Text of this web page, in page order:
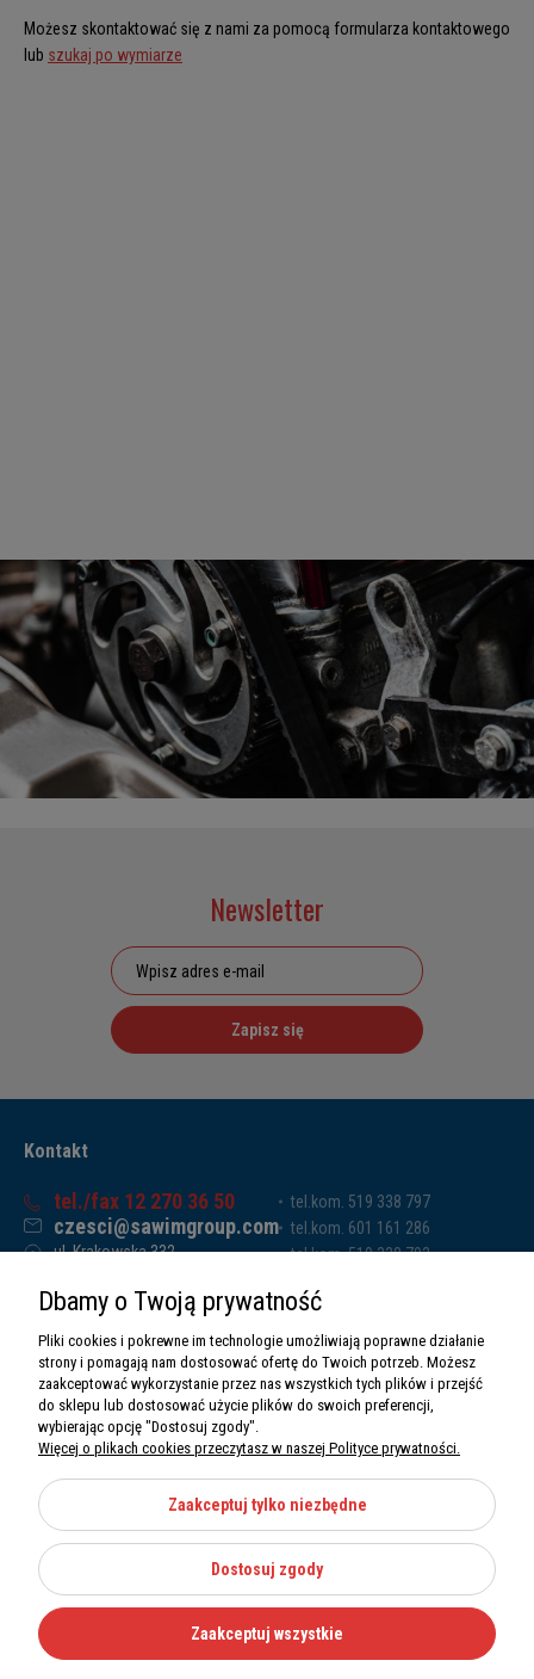
Możesz skontaktować się z nami za pomocą formularza kontaktowego
lub szukaj po wymiarze
Newsletter
Zapisz się
Kontakt
tel./fax 12 270 36 50
czesci@sawimgroup.com
ul. Krakowska 332,
Sawim Group Mariusz Zdyb sp. k.
NIP: 5130284470
REGON: 5246591010
tel.kom. 519 338 797
tel.kom. 601 161 286
tel.kom. 519 338 793
O nas
Informacje
Moje konto
Kategorie
Dbamy o Twoją prywatność
Pliki cookies i pokrewne im technologie umożliwiają poprawne działanie
strony i pomagają nam dostosować ofertę do Twoich potrzeb. Możesz
zaakceptować wykorzystanie przez nas wszystkich tych plików i przejść
do sklepu lub dostosować użycie plików do swoich preferencji,
wybierając opcję "Dostosuj zgody".
Więcej o plikach cookies przeczytasz w naszej Polityce prywatności.
Zaakceptuj tylko niezbędne
Dostosuj zgody
Zaakceptuj wszystkie